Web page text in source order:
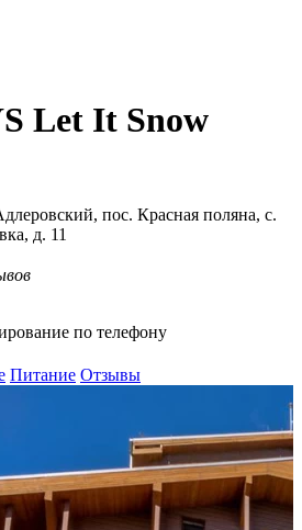
Let It Snow
пос. Красная поляна, с.
д. 11
по телефону
Питание Отзывы